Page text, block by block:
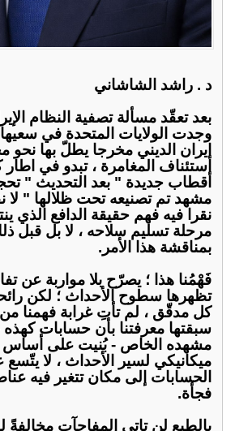
د . راشد الشاشاني
بعد تعقّد مسألة تصفية النظام
وجدت الولايات المتحدة في
إيران الديني مخرجا يطلّ بها نحو
استئناف المغامرة ، تبدو في
أقطاب جديدة " بعد التحديث "
مشهد تم تصنيعه تحت ظلالها "
نقرا فيه فهم حقيقة الدافع الذي
مرحلة تسليم سلاحه ، لا بل قبل
بمناقشة هذا الأمر.
فَهْمُنا هذا ؛ يصرّح بلا مواربة عن
تظهرها سطوح الأحداث ؛ لكن
كل مدقّق ، لم تأتِ غرابة فهمنا من
سبقتها معرفتنا بأن حسابات
مشهده الخاص - بُنيت على أساس
ميكانيكي لسير الأحداث ، لا
الحسابات إلى مكان تتغير فيه
فجأة.
بالطبع لن تاتي المفاجآت مخالفةً